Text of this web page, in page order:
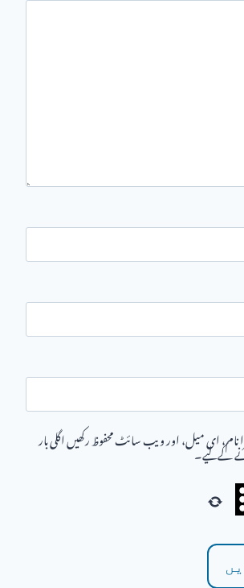
نام، ای میل، اور ویب سائٹ محفوظ رکھیں اگلی بار
کےلیے۔